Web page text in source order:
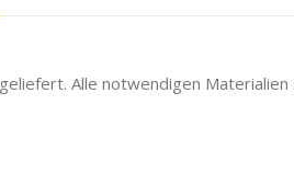
Alle notwendigen